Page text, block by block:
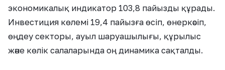
экономикалық индикатор 103,8 пайызды құрады.
Инвестиция көлемі 19,4 пайызға өсіп, өнеркәсіп,
өңдеу секторы, ауыл шаруашылығы, құрылыс
және көлік салаларында оң динамика сақталды.